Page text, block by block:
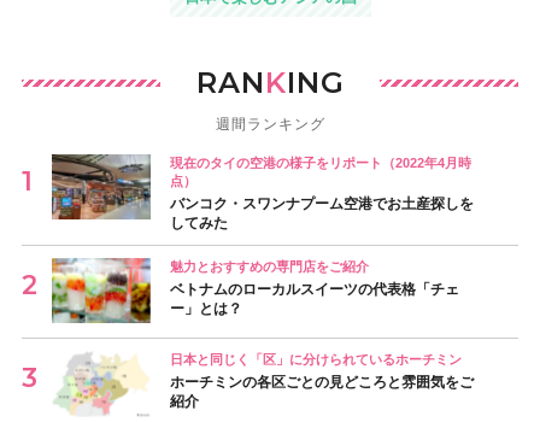
RANKING
週間ランキング
現在のタイの空港の様子をリポート（2022年4月時
点）
バンコク・スワンナプーム空港でお土産探しを
してみた
魅力とおすすめの専門店をご紹介
ベトナムのローカルスイーツの代表格「チェ
ー」とは？
日本と同じく「区」に分けられているホーチミン
ホーチミンの各区ごとの見どころと雰囲気をご
紹介